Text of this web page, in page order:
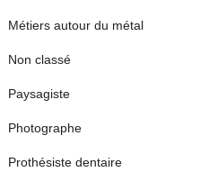
Métiers autour du métal
Non classé
Paysagiste
Photographe
Prothésiste dentaire